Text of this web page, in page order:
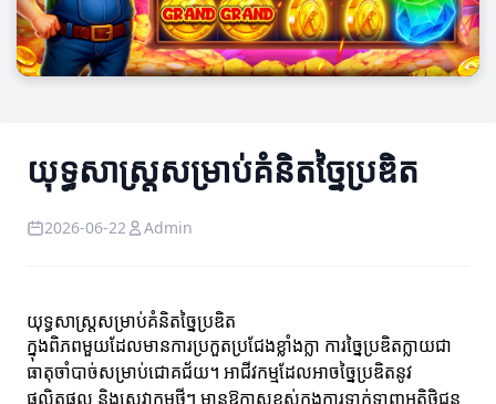
យុទ្ធសាស្ត្រ​សម្រាប់គំនិតច្នៃប្រឌិត
2026-06-22 Admin
យុទ្ធសាស្ត្រ​សម្រាប់គំនិតច្នៃប្រឌិត
ក្នុងពិភពមួយដែលមានការប្រកួតប្រជែងខ្លាំងក្លា ការច្នៃប្រឌិតក្លាយជា
ធាតុចាំបាច់សម្រាប់ជោគជ័យ។ អាជីវកម្មដែលអាចច្នៃប្រឌិតនូវ
ផលិតផល និងសេវាកម្មថ្មីៗ មានឱកាសខ្ពស់ក្នុងការទាក់ទាញអតិថិជន